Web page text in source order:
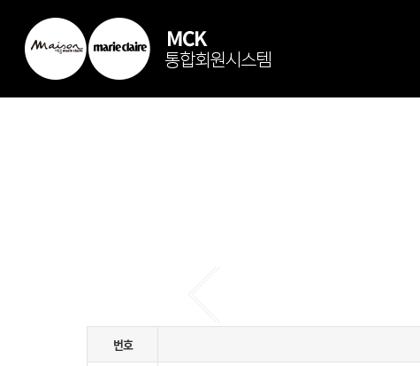
번호